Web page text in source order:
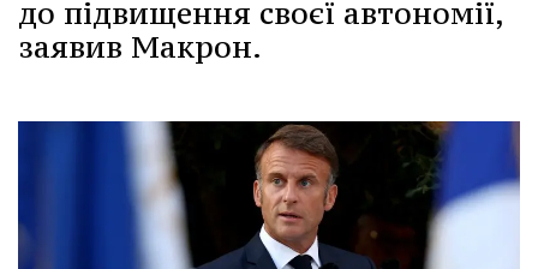
до підвищення своєї автономії,
заявив Макрон.